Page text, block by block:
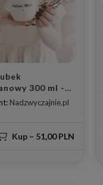
300 ml -
mama
Nadzwyczajnie.pl
Kup – 51,00 PLN